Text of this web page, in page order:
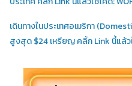
เดินทางในประเทศอเมริกา
สูงสุด $24 เหรียญ คลิ้ก Link นี้แล้ว